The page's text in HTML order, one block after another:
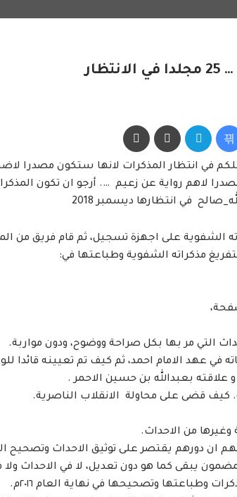
في انتظار المذكرات لانها ستكون مصدرا
مصدرا لاهم رواية عن زعيم …. أرجو ان تكون
في انتظارها ديسمبر 2018
الشفوية على اجهزة تسجيل، ثم قام فريق من
مذكراته الشفوية وطباعتها في:
التي مر بها بكل صراحة ووضوح، ودون مواربة.
عهد الامام احمد، ثم كيف تم تعيينه قائدا
علاقته بعبدالله بن حسين الاحمر .
كيف قضى على محاولة الانقلاب الناصرية.
وغيرها من الاحداث.
ان دورهم يقتصر على توثيق الاحداث وتصحيح
يبقى كما هو دون تعديل، لا في الاحداث
وطباعتها وتصحيحها في نهاية العام ٢٠١٦م.